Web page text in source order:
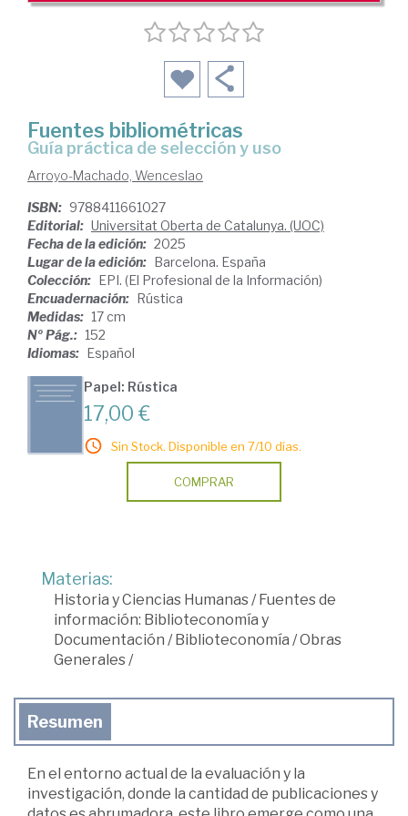
Fuentes bibliométricas
Guía práctica de selección y uso
Arroyo-Machado, Wenceslao
ISBN: 9788411661027
Editorial: Universitat Oberta de Catalunya. (UOC)
Fecha de la edición: 2025
Lugar de la edición: Barcelona. España
Colección: EPI. (El Profesional de la Información)
Encuadernación: Rústica
Medidas: 17 cm
Nº Pág.: 152
Idiomas: Español
Papel: Rústica
17,00 €
Sin Stock. Disponible en 7/10 días.
COMPRAR
Materias:
Historia y Ciencias Humanas/Fuentes de
información: Biblioteconomía y
Documentación /Biblioteconomía /Obras
Generales/
Resumen
En el entorno actual de la evaluación y la
investigación, donde la cantidad de publicaciones y